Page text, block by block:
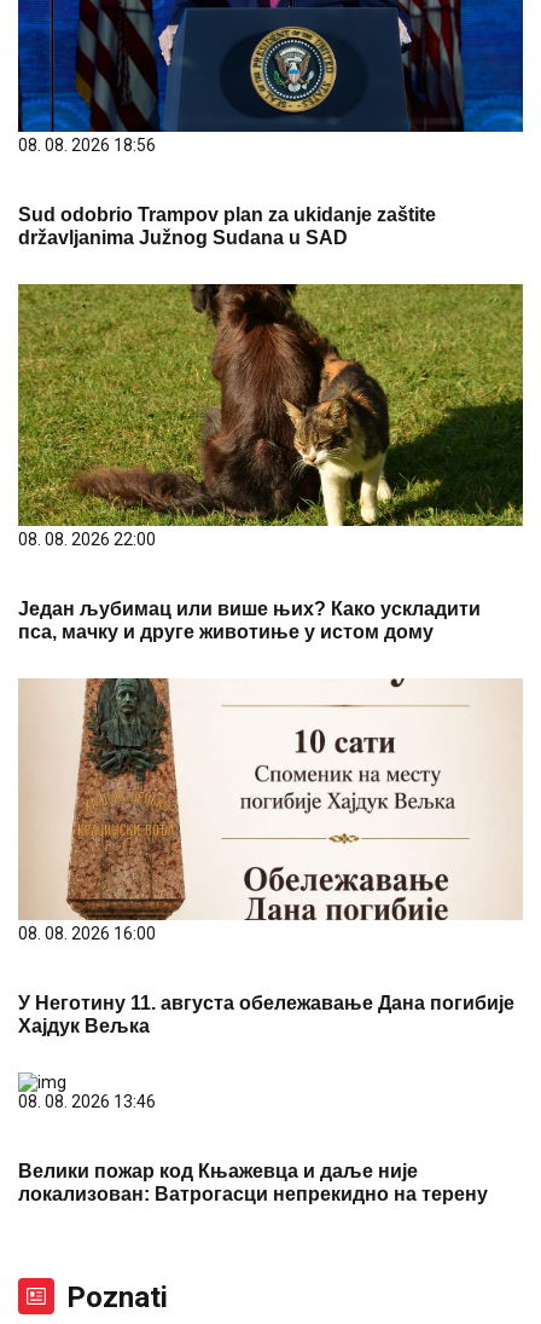
08. 08. 2026 18:56
Sud odobrio Trampov plan za ukidanje zaštite
državljanima Južnog Sudana u SAD
08. 08. 2026 22:00
Један љубимац или више њих? Како ускладити
пса, мачку и друге животиње у истом дому
08. 08. 2026 16:00
У Неготину 11. августа обележавање Дана погибије
Хајдук Вељка
08. 08. 2026 13:46
Велики пожар код Књажевца и даље није
локализован: Ватрогасци непрекидно на терену
Poznati